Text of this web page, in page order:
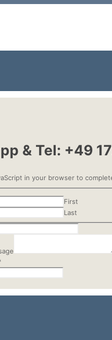
& Tel: +49
in your browser to
First
Last